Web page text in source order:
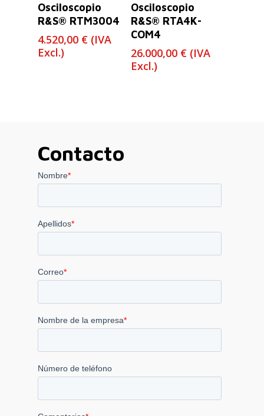
Osciloscopio
R&S® RTM3004
4.520,00 € (IVA
Excl.)
Osciloscopio
R&S® RTA4K-
COM4
26.000,00 € (IVA
Excl.)
Contacto